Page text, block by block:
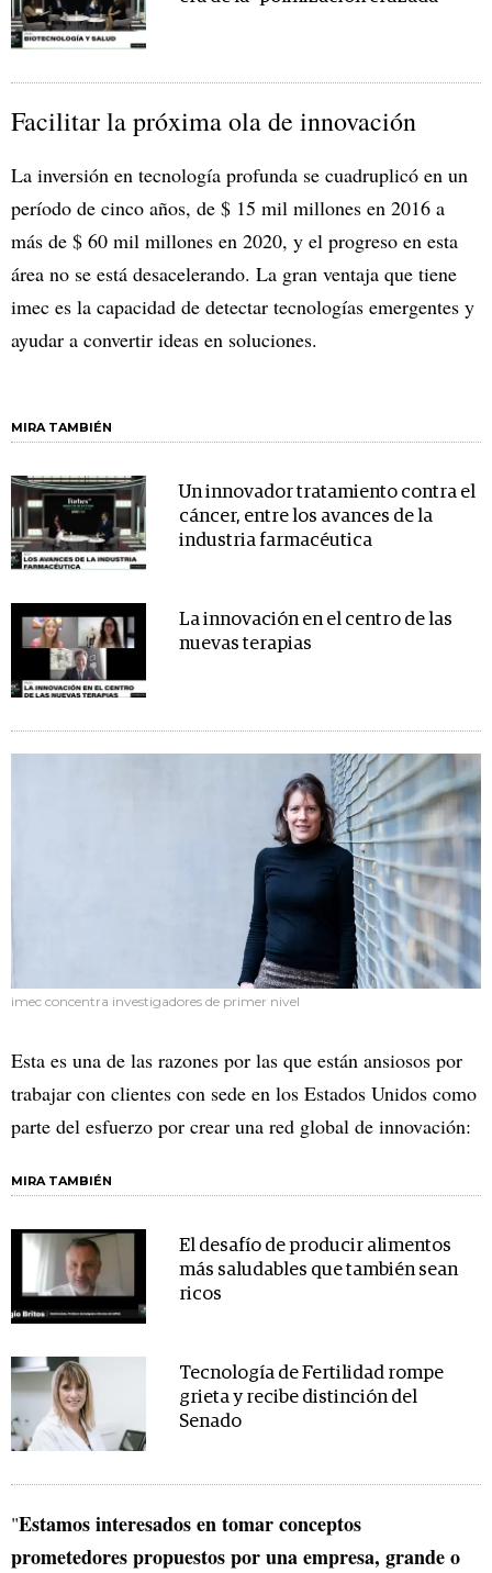
Facilitar la próxima ola de innovación
La inversión en tecnología profunda se cuadruplicó en un
período de cinco años, de $ 15 mil millones en 2016 a
más de $ 60 mil millones en 2020, y el progreso en esta
área no se está desacelerando. La gran ventaja que tiene
imec es la capacidad de detectar tecnologías emergentes y
ayudar a convertir ideas en soluciones.
MIRA TAMBIÉN
Un innovador tratamiento contra el
cáncer, entre los avances de la
industria farmacéutica
La innovación en el centro de las
nuevas terapias
imec concentra investigadores de primer nivel
Esta es una de las razones por las que están ansiosos por
trabajar con clientes con sede en los Estados Unidos como
parte del esfuerzo por crear una red global de innovación:
MIRA TAMBIÉN
El desafío de producir alimentos
más saludables que también sean
ricos
Tecnología de Fertilidad rompe
grieta y recibe distinción del
Senado
"Estamos interesados en tomar conceptos
prometedores propuestos por una empresa, grande o